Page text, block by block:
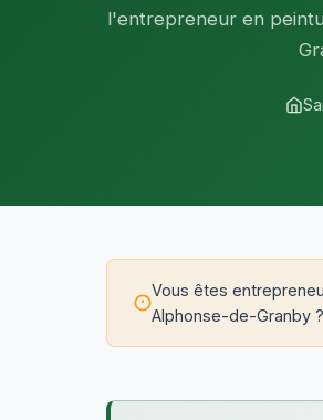
l'entrepreneur en
Vous êtes
Alphonse-de-Granby ?